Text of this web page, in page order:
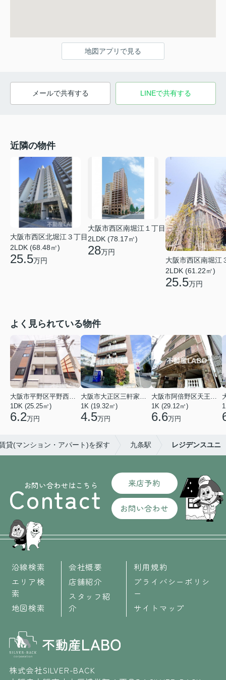
地図アプリで見る
メールで共有する LINEで共有する
近隣の物件
大阪市西区北堀江３丁目
2LDK (68.48㎡)
25.5万円
大阪市西区南堀江１丁目
2LDK (78.17㎡)
28万円
大阪市西区南堀江
2LDK (61.22㎡)
25.5万円
よく見られている物件
大阪市平野区平野西３丁目
1DK (25.25㎡)
6.2万円
大阪市大正区三軒家東４丁目
1K (19.32㎡)
4.5万円
大阪市阿倍野区天王寺町南２丁目
1K (29.12㎡)
6.6万円
貸(マンション・アパート)を探す 九条駅 レジデンスユニ
お問い合わせはこちら
Contact 来店予約
お問い合わせ
沿線検索
エリア検
索
地図検索
会社概要
店舗紹介
スタッフ紹
介
利用規約
プライバシーポリシ
ー
サイトマップ
株式会社SILVER-BACK